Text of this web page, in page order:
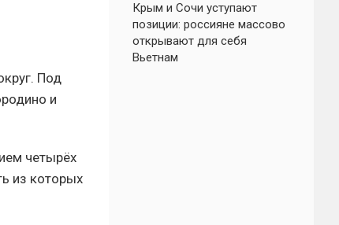
Под
и
четырёх
из которых
Крым и Сочи уступают
позиции: россияне массово
открывают для себя
Вьетнам